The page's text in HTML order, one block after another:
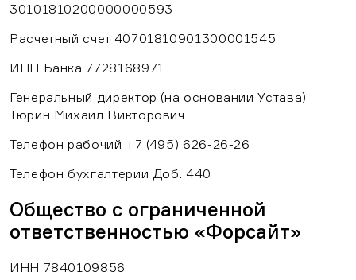
30101810200000000593
Расчетный счет 40701810901300001545
ИНН Банка 7728168971
Генеральный директор (на основании Устава)
Тюрин Михаил Викторович
Телефон рабочий +7 (495) 626-26-26
Телефон бухгалтерии Доб. 440
Общество с ограниченной
ответственностью «Форсайт»
ИНН 7840109856